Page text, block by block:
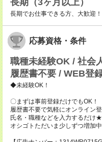
長期（3ヶ月以上）
長期でお仕事できる方、大歓迎！
応募資格・条件
職種未経験OK / 社会
履歴書不要 / WEB登
◆未経験OK！
〇まずは事前登録だけでもOK！
履歴書不要で気軽にオンライン
氏名・職種などを入力するだけ★
オシゴトただいま少しずつ増加